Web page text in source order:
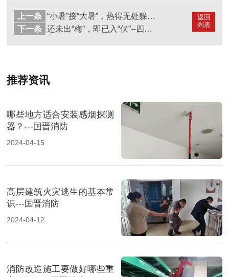
返回
列表
上一条
“小暑”接“大暑”，热得无处躲，警惕消防安全！--四川国晋消防
下一条
还未出“梅”，即已入“伏”--四川国晋消防
推荐资讯
哪些地方适合安装感烟探测
器？---国晋消防
2024-04-15
高层建筑火灾逃生的基本常
识---国晋消防
2024-04-12
消防改造施工要做好哪些重